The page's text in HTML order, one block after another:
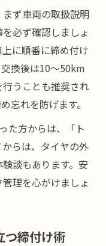
ず車両の取扱説明
必ず確認しましょ
に順番に締め付け
換後は10～50km
うことも推奨され
忘れを防げます。
た方からは、「ト
らは、タイヤの外
談もあります。安
理を心がけましょ
つ締付け術